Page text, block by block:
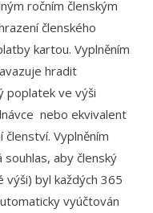
ročním členským
členského
kartou. Vyplněním
hradit
poplatek ve výši
nebo ekvivalent
Vyplněním
aby členský
byl každých 365
vyúčtován